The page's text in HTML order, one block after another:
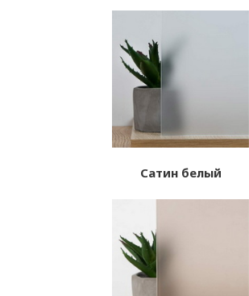
Сатин белый